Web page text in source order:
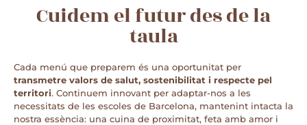
Cuidem el futur des de la
taula
Cada menú que preparem és una oportunitat per
transmetre valors de salut, sostenibilitat i respecte pel
territori. Continuem innovant per adaptar-nos a les
necessitats de les escoles de Barcelona, mantenint intacta la
nostra essència: una cuina de proximitat, feta amb amor i